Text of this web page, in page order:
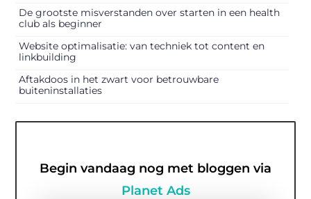
De grootste misverstanden over starten in een health
club als beginner
Website optimalisatie: van techniek tot content en
linkbuilding
Aftakdoos in het zwart voor betrouwbare
buiteninstallaties
Begin vandaag nog met bloggen via
Planet Ads